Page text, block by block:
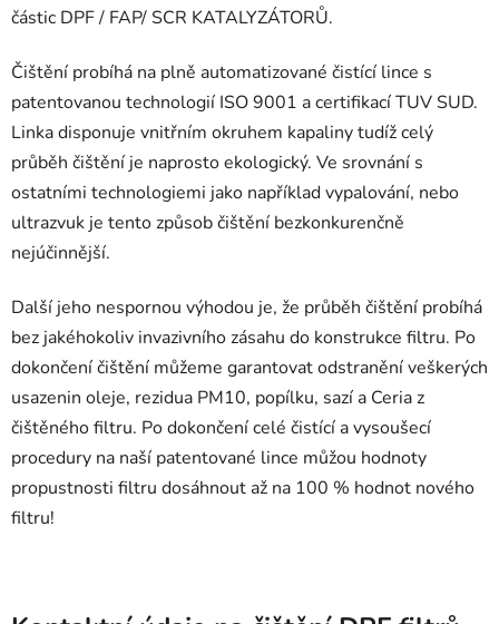
částic DPF / FAP/ SCR KATALYZÁTORŮ.
Čištění probíhá na plně automatizované čistící lince s
patentovanou technologií ISO 9001 a certifikací TUV SUD.
Linka disponuje vnitřním okruhem kapaliny tudíž celý
průběh čištění je naprosto ekologický. Ve srovnání s
ostatními technologiemi jako například vypalování, nebo
ultrazvuk je tento způsob čištění bezkonkurenčně
nejúčinnější.
Další jeho nespornou výhodou je, že průběh čištění probíhá
bez jakéhokoliv invazivního zásahu do konstrukce filtru. Po
dokončení čištění můžeme garantovat odstranění veškerých
usazenin oleje, rezidua PM10, popílku, sazí a Ceria z
čištěného filtru. Po dokončení celé čistící a vysoušecí
procedury na naší patentované lince můžou hodnoty
propustnosti filtru dosáhnout až na 100 % hodnot nového
filtru!